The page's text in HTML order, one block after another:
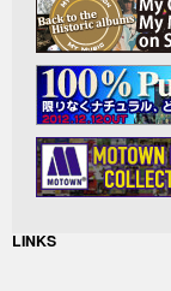
LINKS